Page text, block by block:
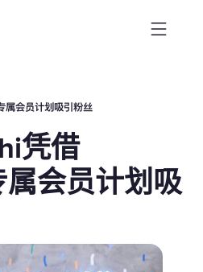
会员计划吸引粉丝
凭借
会员计划吸